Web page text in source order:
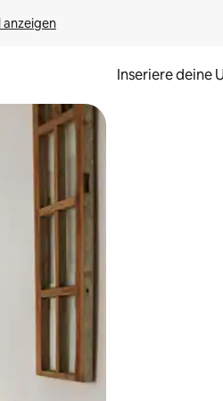
anzeigen
Inseriere deine
Berühren oder Wischgesten.